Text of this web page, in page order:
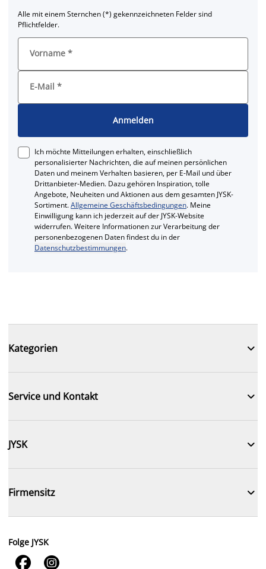
Alle mit einem Sternchen (*) gekennzeichneten Felder sind
Pflichtfelder.
Vorname *
E-Mail *
Anmelden
Ich möchte Mitteilungen erhalten, einschließlich
personalisierter Nachrichten, die auf meinen persönlichen
Daten und meinem Verhalten basieren, per E-Mail und über
Drittanbieter-Medien. Dazu gehören Inspiration, tolle
Angebote, Neuheiten und Aktionen aus dem gesamten JYSK-
Sortiment.Allgemeine Geschäftsbedingungen. Meine
Einwilligung kann ich jederzeit auf der JYSK-Website
widerrufen. Weitere Informationen zur Verarbeitung der
personenbezogenen Daten findest du in der
Datenschutzbestimmungen.
Kategorien 
Service und Kontakt 
JYSK 
Firmensitz 
Folge JYSK
 